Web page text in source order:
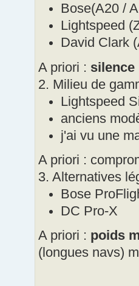
Bose(A20 /
Lightspeed
David Clark
A priori : silence
2. Milieu de
Lightspeed
anciens
j'ai vu une
A priori :
3. Alternatives
Bose
DC Pro-X
A priori : poids
(longues navs)